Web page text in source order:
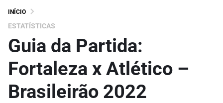
INÍCIO
ESTATÍSTICAS
Guia da Partida:
Fortaleza x Atlético –
Brasileirão 2022